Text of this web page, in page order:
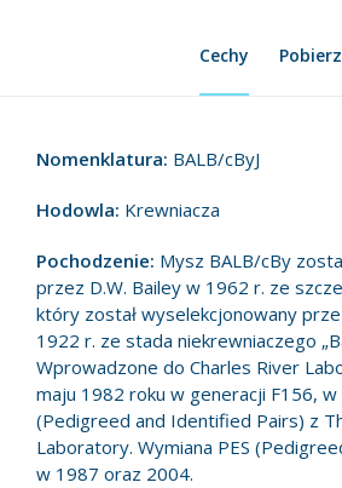
Cechy Pobierz
Nomenklatura: BALB/cByJ
Hodowla: Krewniacza
Pochodzenie: Mysz BALB/cBy
przez D.W. Bailey w 1962 r. ze
który został wyselekcjonowany
1922 r. ze stada niekrewniaczego
Wprowadzone do Charles River
maju 1982 roku w generacji F156, w
(Pedigreed and Identified Pairs) z
Laboratory. Wymiana PES
w 1987 oraz 2004.